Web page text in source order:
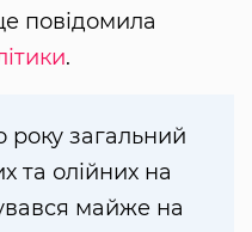
повідомила
.
року загальний
та олійних на
майже на